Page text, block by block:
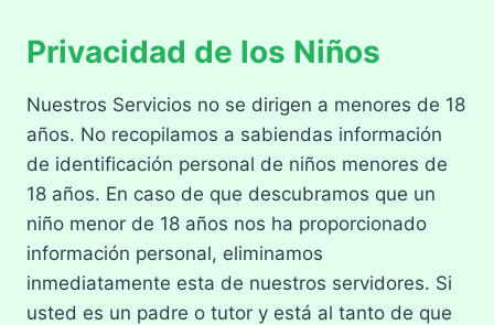
Privacidad de los Niños
Nuestros Servicios no se dirigen a menores de 18
años. No recopilamos a sabiendas información
de identificación personal de niños menores de
18 años. En caso de que descubramos que un
niño menor de 18 años nos ha proporcionado
información personal, eliminamos
inmediatamente esta de nuestros servidores. Si
usted es un padre o tutor y está al tanto de que